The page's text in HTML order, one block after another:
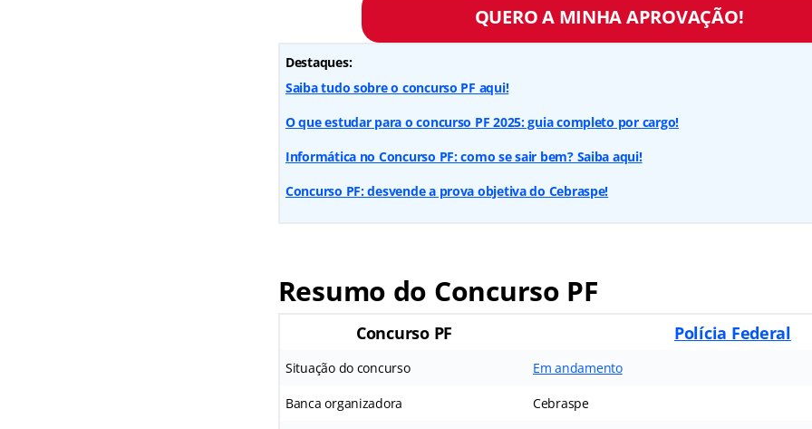
QUERO A MINHA APROVAÇÃO!
Destaques:
Saiba tudo sobre o concurso PF aqui!
O que estudar para o concurso PF 2025: guia completo por cargo!
Informática no Concurso PF: como se sair bem? Saiba aqui!
Concurso PF: desvende a prova objetiva do Cebraspe!
Resumo do Concurso PF
Concurso PF Polícia Federal
Situação do concurso Em andamento
Banca organizadora Cebraspe